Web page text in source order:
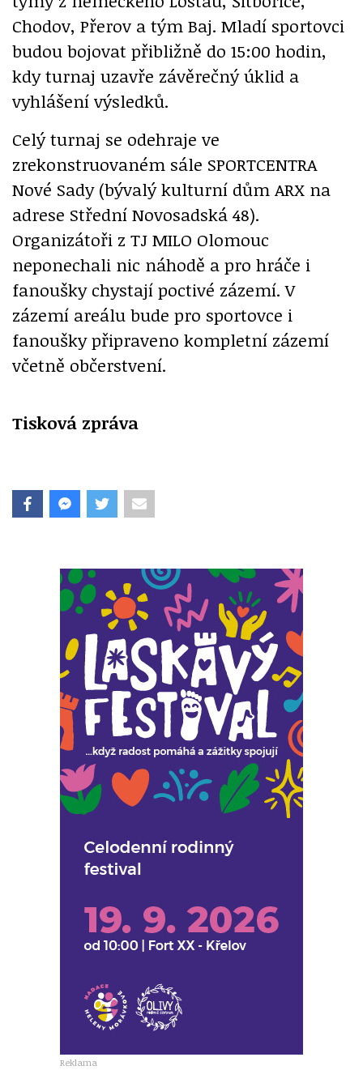
Chodov, Přerov a tým Baj. Mladí sportovci
budou bojovat přibližně do 15:00 hodin,
kdy turnaj uzavře závěrečný úklid a
vyhlášení výsledků.
Celý turnaj se odehraje ve
zrekonstruovaném sále SPORTCENTRA
Nové Sady (bývalý kulturní dům ARX na
adrese Střední Novosadská 48).
Organizátoři z TJ MILO Olomouc
neponechali nic náhodě a pro hráče i
fanoušky chystají poctivé zázemí. V
zázemí areálu bude pro sportovce i
fanoušky připraveno kompletní zázemí
včetně občerstvení.
Tisková zpráva
Reklama